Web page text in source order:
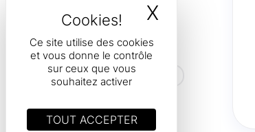
Ce site utilise des cookies
et vous donne le contrôle
sur ceux que vous
souhaitez activer
TOUT ACCEPTER
X
Boulevard Initialis, 22
7000 Mons
Belgique
hfea.secretariat@hainaut.be